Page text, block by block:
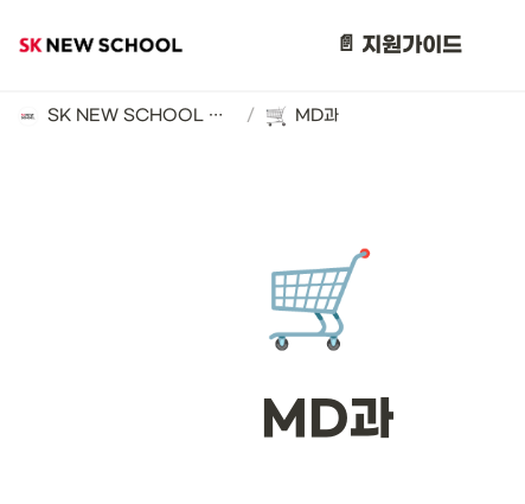
📄 지원가이드
SK NEW SCHOOL 지원 가이드 (2025년) / MD과
🛒
MD과